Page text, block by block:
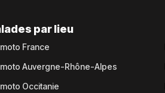
par lieu
France
Auvergne-Rhône-Alpes
Occitanie